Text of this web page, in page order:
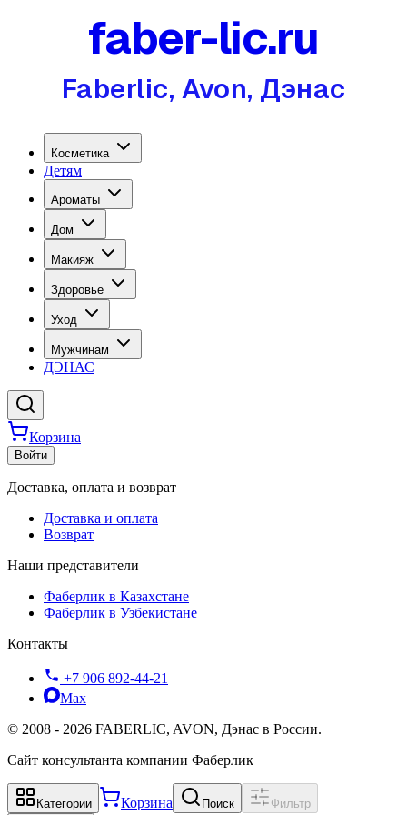
faber-lic.ru
Faberlic, Avon, Дэнас
Косметика
Детям
Ароматы
Дом
Макияж
Здоровье
Уход
Мужчинам
ДЭНАС
Корзина
Войти
Доставка, оплата и возврат
Доставка и оплата
Возврат
Наши представители
Фаберлик в Казахстане
Фаберлик в Узбекистане
Контакты
+7 906 892-44-21
Max
© 2008 - 2026 FABERLIC, AVON, Дэнас в России.
Сайт консультанта компании Фаберлик
Категории Корзина Поиск Фильтр